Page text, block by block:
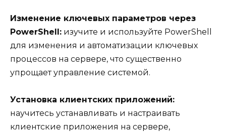
Изменение ключевых параметров через
PowerShell: изучите и используйте PowerShell
для изменения и автоматизации ключевых
процессов на сервере, что существенно
упрощает управление системой.
Установка клиентских приложений:
научитесь устанавливать и настраивать
клиентские приложения на сервере,